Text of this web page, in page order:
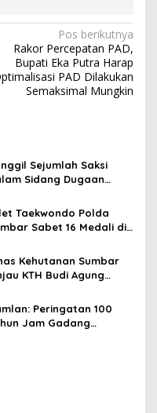
Pos berikutnya
Rakor Percepatan PAD,
Bupati Eka Putra Harap
PAD Dilakukan
Semaksimal Mungkin
Sejumlah Saksi
Sidang Dugaan
Haji DS
Taekwondo Polda
Sabet 16 Medali di
Kehutanan Sumbar
KTH Budi Agung
Bantuan
Peringatan 100
Jam Gadang